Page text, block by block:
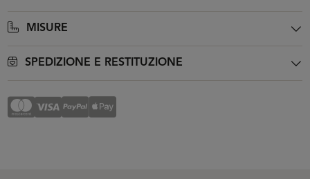
MISURE
SPEDIZIONE E RESTITUZIONE